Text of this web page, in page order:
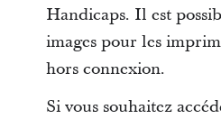
Handicaps. Il est
images pour les
hors connexion.
Si vous souhaitez